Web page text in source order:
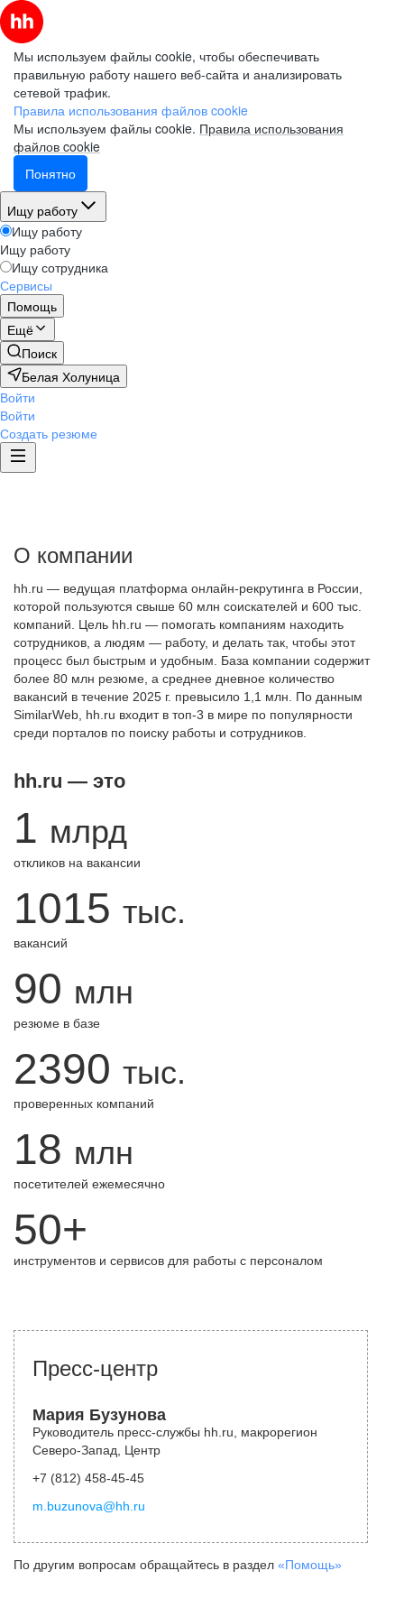
Мы используем файлы cookie, чтобы обеспечивать
правильную работу нашего веб-сайта и анализировать
сетевой трафик.
Правила использования файлов cookie
Мы используем файлы cookie. Правила использования
файлов cookie
Понятно
Ищу работу
Ищу работу
Ищу работу
Ищу сотрудника
Сервисы
Помощь
Ещё
Поиск
Белая Холуница
Войти
Войти
Создать резюме
О компании
hh.ru — ведущая платформа онлайн-рекрутинга в России,
которой пользуются свыше 60 млн соискателей и 600 тыс.
компаний. Цель hh.ru — помогать компаниям находить
сотрудников, а людям — работу, и делать так, чтобы этот
процесс был быстрым и удобным. База компании содержит
более 80 млн резюме, а среднее дневное количество
вакансий в течение 2025 г. превысило 1,1 млн. По данным
SimilarWeb, hh.ru входит в топ-3 в мире по популярности
среди порталов по поиску работы и сотрудников.
hh.ru — это
1 млрд
откликов на вакансии
1015 тыс.
вакансий
90 млн
резюме в базе
2390 тыс.
проверенных компаний
18 млн
посетителей ежемесячно
50+
инструментов и сервисов для работы с персоналом
Пресс-центр
Мария Бузунова
Руководитель пресс-службы hh.ru, макрорегион
Северо-Запад, Центр
+7 (812) 458-45-45
m.buzunova@hh.ru
По другим вопросам обращайтесь в раздел «Помощь»